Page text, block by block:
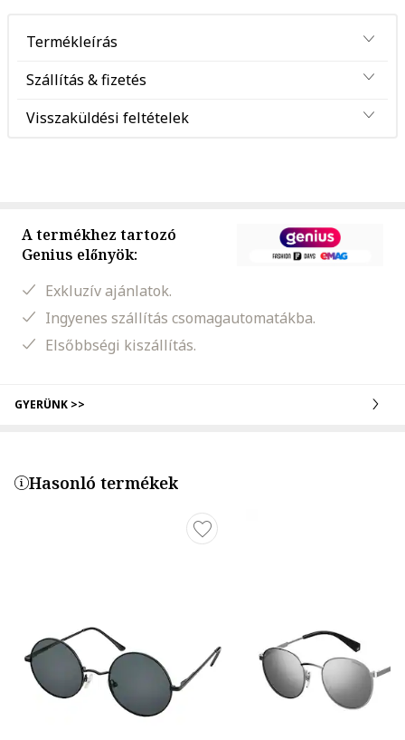
Termékleírás
Szállítás & fizetés
Visszaküldési feltételek
A termékhez tartozó
Genius előnyök:
Exkluzív ajánlatok.
Ingyenes szállítás csomagautomatákba.
Elsőbbségi kiszállítás.
GYERÜNK >>
Hasonló termékek